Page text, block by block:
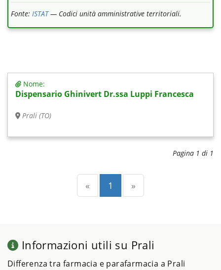
Fonte: ISTAT— Codici unità amministrative territoriali.
Nome:
Dispensario Ghinivert Dr.ssa Luppi Francesca
Prali (TO)
Pagina 1 di 1
« Precedente
1 (current)
»
Informazioni utili su Prali
Differenza tra farmacia e parafarmacia a Prali